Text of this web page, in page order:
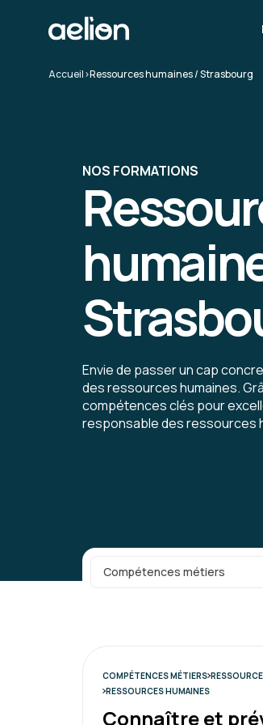
Accueil>Ressources humaines / Strasbourg
NOS FORMATIONS
Envie de passer un cap
des ressources humaines.
compétences clés pour
responsable des ressources
Catégorie principale
Compétences métiers
COMPÉTENCES MÉTIERS
RESSOURCES HUMAINES
Connaître et